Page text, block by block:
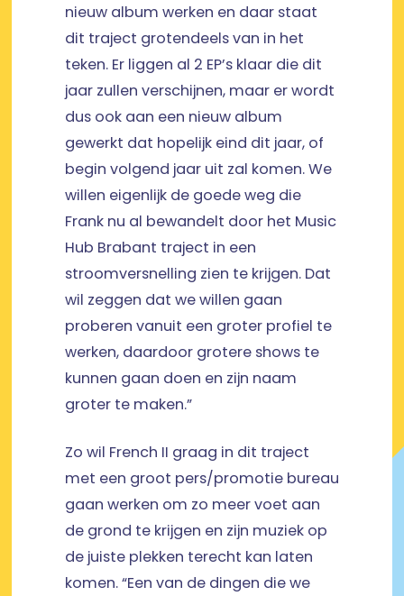
nieuw album werken en daar staat
dit traject grotendeels van in het
teken. Er liggen al 2 EP’s klaar die dit
jaar zullen verschijnen, maar er wordt
dus ook aan een nieuw album
gewerkt dat hopelijk eind dit jaar, of
begin volgend jaar uit zal komen. We
willen eigenlijk de goede weg die
Frank nu al bewandelt door het Music
Hub Brabant traject in een
stroomversnelling zien te krijgen. Dat
wil zeggen dat we willen gaan
proberen vanuit een groter profiel te
werken, daardoor grotere shows te
kunnen gaan doen en zijn naam
groter te maken.”
Zo wil French II graag in dit traject
met een groot pers/promotie bureau
gaan werken om zo meer voet aan
de grond te krijgen en zijn muziek op
de juiste plekken terecht kan laten
komen. “Een van de dingen die we